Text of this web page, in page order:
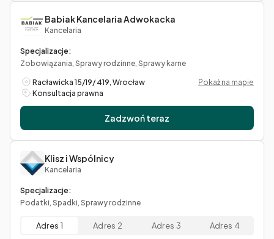
Babiak Kancelaria Adwokacka
Kancelaria
Specjalizacje:
Zobowiązania, Sprawy rodzinne, Sprawy karne
Racławicka 15/19/ 419, Wrocław
Pokaż na mapie
Konsultacja prawna
Zadzwoń teraz
Klisz i Wspólnicy
Kancelaria
Specjalizacje:
Podatki, Spadki, Sprawy rodzinne
Adres 1 Adres 2 Adres 3 Adres 4